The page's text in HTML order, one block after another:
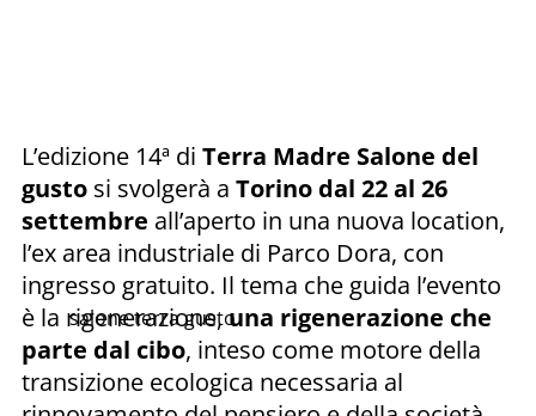
salone terra gusto
L’edizione 14ª di Terra Madre Salone del
gusto si svolgerà a Torino dal 22 al 26
settembre all’aperto in una nuova location,
l’ex area industriale di Parco Dora, con
ingresso gratuito. Il tema che guida l’evento
è la rigenerazione,una rigenerazione che
parte dal cibo, inteso come motore della
transizione ecologica necessaria al